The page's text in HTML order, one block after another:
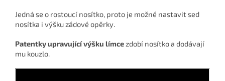
Jedná se o rostoucí nosítko, proto je možné nastavit sed
nosítka i výšku zádové opěrky.
Patentky upravující výšku límcezdobí nosítko a dodávají
mu kouzlo.